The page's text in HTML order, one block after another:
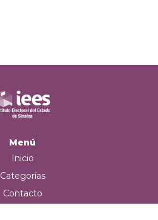
Menú
Inicio
Categorías
Contacto